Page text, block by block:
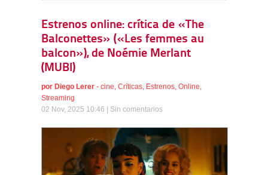
Estrenos online: crítica de «The
Balconettes» («Les femmes au
balcon»), de Noémie Merlant
(MUBI)
por Diego Lerer - cine Críticas Estrenos Online
Streaming
02 Nov, 2025 10:46 | Sin comentarios